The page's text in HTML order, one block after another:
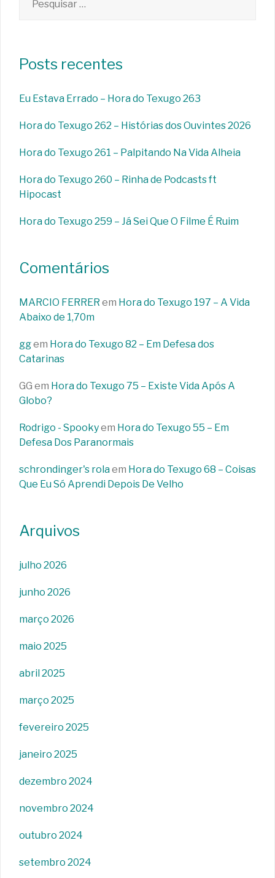
por:
Posts recentes
Eu Estava Errado – Hora do Texugo 263
Hora do Texugo 262 – Histórias dos Ouvintes 2026
Hora do Texugo 261 – Palpitando Na Vida Alheia
Hora do Texugo 260 – Rinha de Podcasts ft
Hipocast
Hora do Texugo 259 – Já Sei Que O Filme É Ruim
Comentários
MARCIO FERRER em Hora do Texugo 197 – A Vida
Abaixo de 1,70m
ggem Hora do Texugo 82 – Em Defesa dos
Catarinas
GG em Hora do Texugo 75 – Existe Vida Após A
Globo?
Rodrigo - Spookyem Hora do Texugo 55 – Em
Defesa Dos Paranormais
schrondinger's rolaem Hora do Texugo 68 – Coisas
Que Eu Só Aprendi Depois De Velho
Arquivos
julho 2026
junho 2026
março 2026
maio 2025
abril 2025
março 2025
fevereiro 2025
janeiro 2025
dezembro 2024
novembro 2024
outubro 2024
setembro 2024